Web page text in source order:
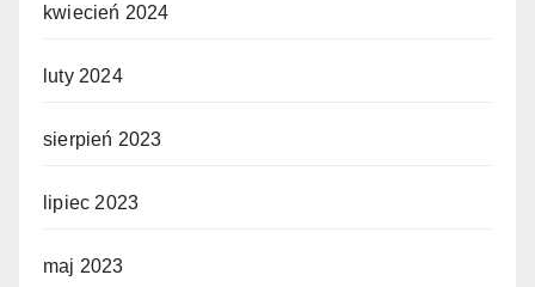
kwiecień 2024
luty 2024
sierpień 2023
lipiec 2023
maj 2023